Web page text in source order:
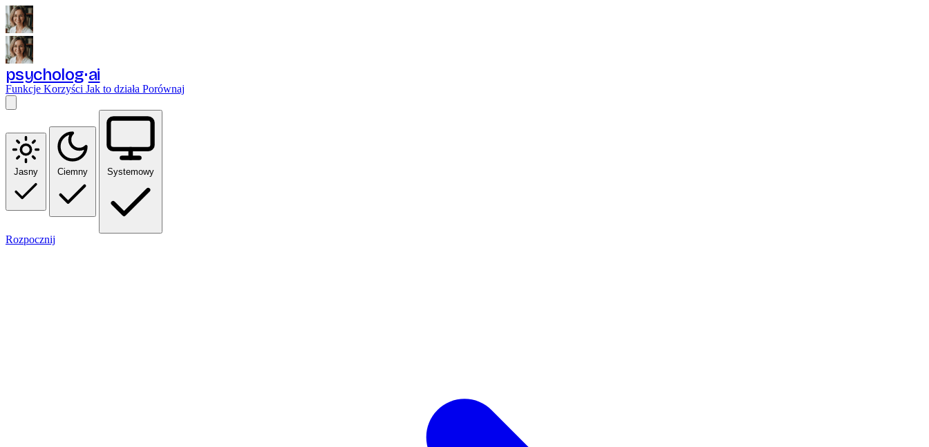
psycholog ai
Funkcje Korzyści Jak to działa Porównaj
Jasny Ciemny Systemowy
Rozpocznij